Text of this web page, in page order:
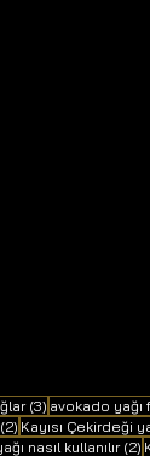
(3) 3 yazı
avokado yağı
(2) 2 yazı
Kayısı Çekirdeği
nasıl kullanılır (2)